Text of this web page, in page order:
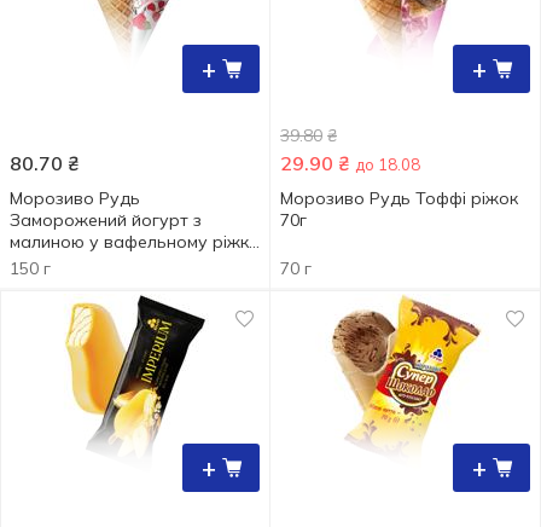
+
80.70 ₴
Морозиво Рудь
Заморожений йогурт з
малиною у вафельному ріжку
150г
150 г
+
39.80 ₴
29.90 ₴ до 18.08
Морозиво Рудь Тоффі ріжок
70г
70 г
+ +